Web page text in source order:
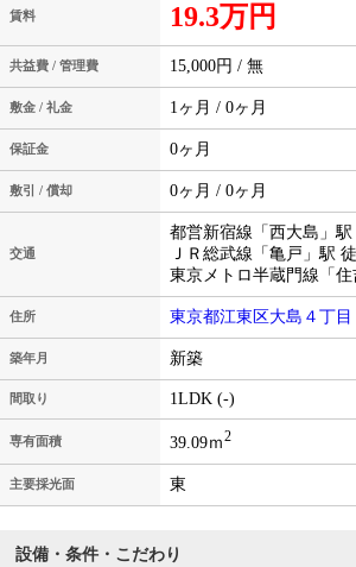
賃料 19.3万円
共益費 / 管理費 15,000円 / 無
敷金 / 礼金 1ヶ月 / 0ヶ月
保証金 0ヶ月
敷引 / 償却 0ヶ月 / 0ヶ月
交通
都営新宿線「西大島」駅
ＪＲ総武線「亀戸」駅
東京メトロ半蔵門線「
住所 東京都江東区大島４丁目
築年月 新築
間取り 1LDK (-)
専有面積 39.09ｍ2
主要採光面 東
設備・条件・こだわり